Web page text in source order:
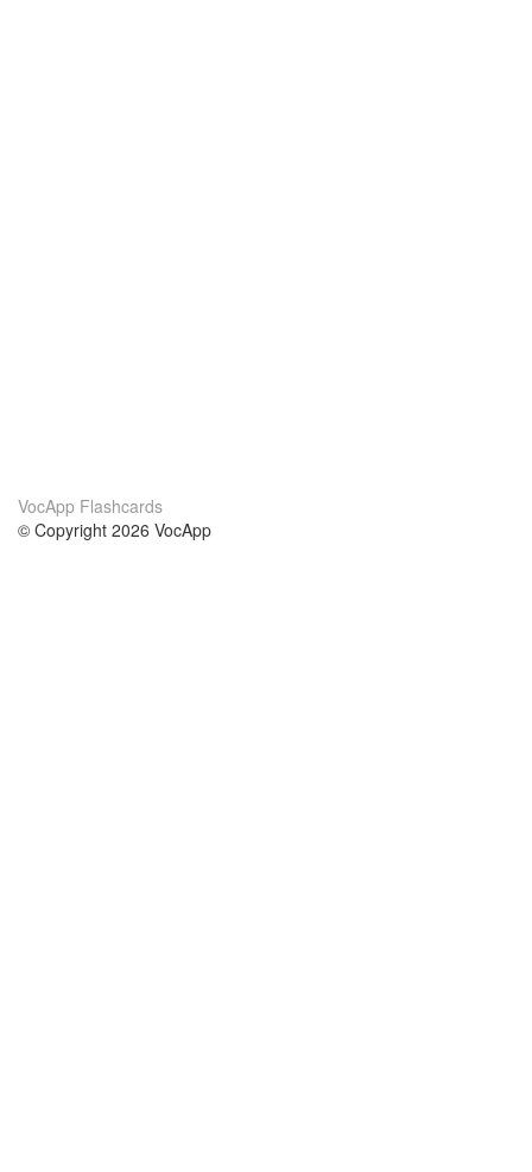
VocApp Flashcards
© Copyright 2026 VocApp